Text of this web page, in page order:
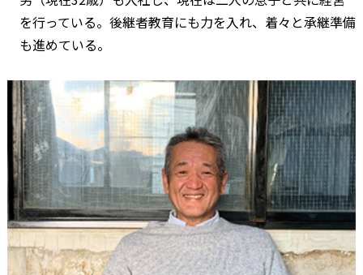
を行っている。後継者教育にも力を入れ、着々と承継準備
も進めている。